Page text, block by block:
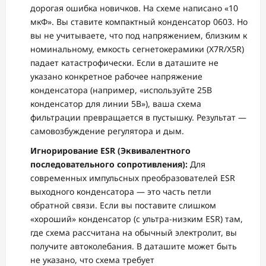
дорогая ошибка новичков. На схеме написано «10
мкФ». Вы ставите компактный конденсатор 0603. Но
вы не учитываете, что под напряжением, близким к
номинальному, емкость сегнетокерамики (X7R/X5R)
падает катастрофически. Если в даташите не
указано конкретное рабочее напряжение
конденсатора (например, «используйте 25В
конденсатор для линии 5В»), ваша схема
фильтрации превращается в пустышку. Результат —
самовозбуждение регулятора и дым.
Игнорирование ESR (Эквивалентного
последовательного сопротивления): Для
современных импульсных преобразователей ESR
выходного конденсатора — это часть петли
обратной связи. Если вы поставите слишком
«хороший» конденсатор (с ультра-низким ESR) там,
где схема рассчитана на обычный электролит, вы
получите автоколебания. В даташите может быть
не указано, что схема требует